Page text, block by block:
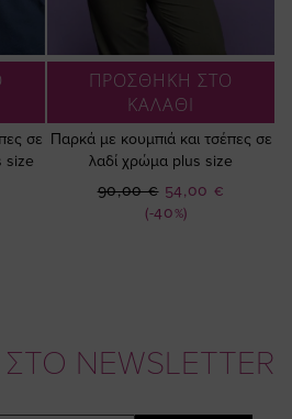
σε
size
ΠΡΟΣΘΗΚΗ ΣΤΟ
ΚΑΛΑΘΙ
Παρκά με κουμπιά και τσέπες σε
λαδί χρώμα plus size
(-40%)
Ειδική
Τιμή
54,00 €
90,00 €
NEWSLETTER